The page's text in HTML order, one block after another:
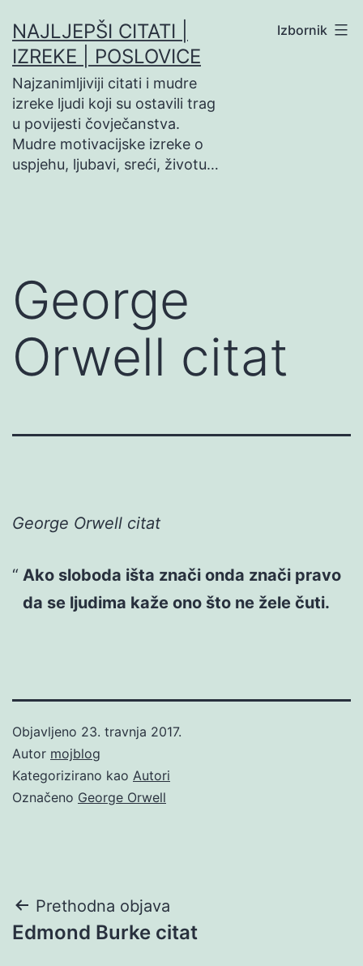
na
sadržaj
NAJLJEPŠI CITATI |
IZREKE | POSLOVICE
Najzanimljiviji citati i mudre
izreke ljudi koji su ostavili trag
u povijesti čovječanstva.
Mudre motivacijske izreke o
uspjehu, ljubavi, sreći, životu…
Izbornik
George
Orwell citat
George Orwell citat
Ako sloboda išta znači onda znači pravo
da se ljudima kaže ono što ne žele čuti.
Objavljeno 23. travnja 2017.
Autor mojblog
Kategorizirano kao Autori
Označeno George Orwell
Navigacija
objava
Prethodna objava
Edmond Burke citat